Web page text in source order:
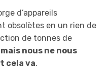
d’appareils
obsolètes en un rien de
de tonnes de
mais nous ne nous
cela va.